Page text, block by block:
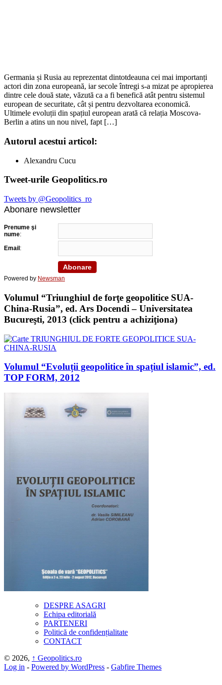
Germania și Rusia au reprezentat dintotdeauna cei mai importanți
actori din zona europeană, iar secole întregi s-a mizat pe apropierea
dintre cele două state, văzută ca a fi benefică atât pentru sistemul
european de securitate, cât și pentru dezvoltarea economică.
Ultimele evoluții din spațiul european arată că relația Moscova-
Berlin a atins un nou nivel, fapt […]
Autorul acestui articol:
Alexandru Cucu
Tweet-urile Geopolitics.ro
Tweets by @Geopolitics_ro
Abonare newsletter
Prenume şi
nume:
Email :
Powered by Newsman
Volumul “Triunghiul de forţe geopolitice SUA-
China-Rusia”, ed. Ars Docendi – Universitatea
Bucureşti, 2013 (click pentru a achiziţiona)
Volumul “Evoluții geopolitice în spațiul islamic”, ed.
TOP FORM, 2012
DESPRE ASAGRI
Echipa editorială
PARTENERI
Politică de confidențialitate
CONTACT
© 2026, ↑ Geopolitics.ro
Log in - Powered by WordPress - Gabfire Themes